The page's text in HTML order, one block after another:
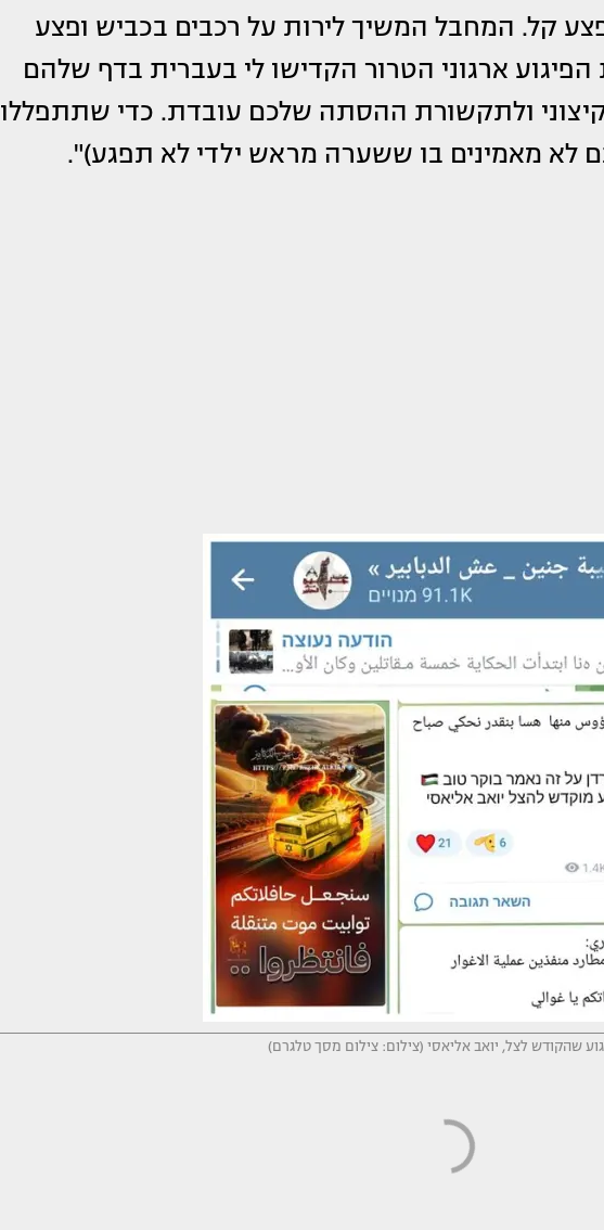
קל. המחבל המשיך לירות על רכבים בכביש ופצע
ארגוני הטרור הקדישו לי בעברית בדף שלהם
ולתקשורת ההסתה שלכם עובדת. כדי שתתפללו
לא מאמינים בו ששערה מראש ילדי לא תפגע)".
שהקודש לצל, יואב אליאסי (צילום: צילום מסך טלגרם)